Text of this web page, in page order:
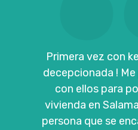
Primera vez con
decepcionada !
con ellos para
vivienda en
persona que se